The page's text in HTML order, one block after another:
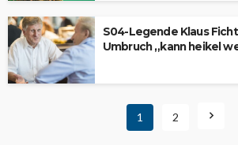
S04-Legende Klaus
Umbruch „kann heikel
1 2